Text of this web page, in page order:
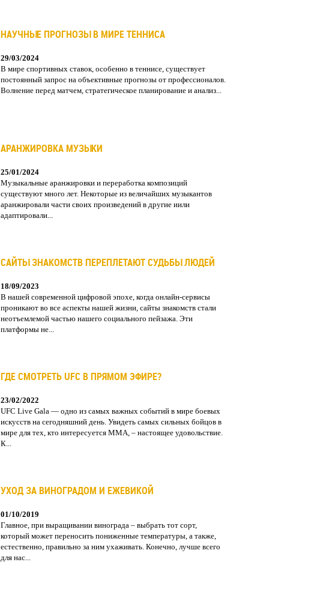
НАУЧНЫЕ ПРОГНОЗЫ В МИРЕ ТЕННИСА
29/03/2024
В мире спортивных ставок, особенно в теннисе, существует
постоянный запрос на объективные прогнозы от профессионалов.
Волнение перед матчем, стратегическое планирование и анализ...
АРАНЖИРОВКА МУЗЫКИ
25/01/2024
Музыкальные аранжировки и переработка композиций
существуют много лет. Некоторые из величайших музыкантов
аранжировали части своих произведений в другие иили
адаптировали...
САЙТЫ ЗНАКОМСТВ ПЕРЕПЛЕТАЮТ СУДЬБЫ ЛЮДЕЙ
18/09/2023
В нашей современной цифровой эпохе, когда онлайн-сервисы
проникают во все аспекты нашей жизни, сайты знакомств стали
неотъемлемой частью нашего социального пейзажа. Эти
платформы не...
ГДЕ СМОТРЕТЬ UFC В ПРЯМОМ ЭФИРЕ?
23/02/2022
UFC Live Gala — одно из самых важных событий в мире боевых
искусств на сегодняшний день. Увидеть самых сильных бойцов в
мире для тех, кто интересуется ММА, – настоящее удовольствие.
К...
УХОД ЗА ВИНОГРАДОМ И ЕЖЕВИКОЙ
01/10/2019
Главное, при выращивании винограда – выбрать тот сорт,
который может переносить пониженные температуры, а также,
естественно, правильно за ним ухаживать. Конечно, лучше всего
для нас...